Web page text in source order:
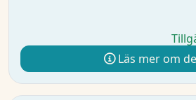
Läs mer om